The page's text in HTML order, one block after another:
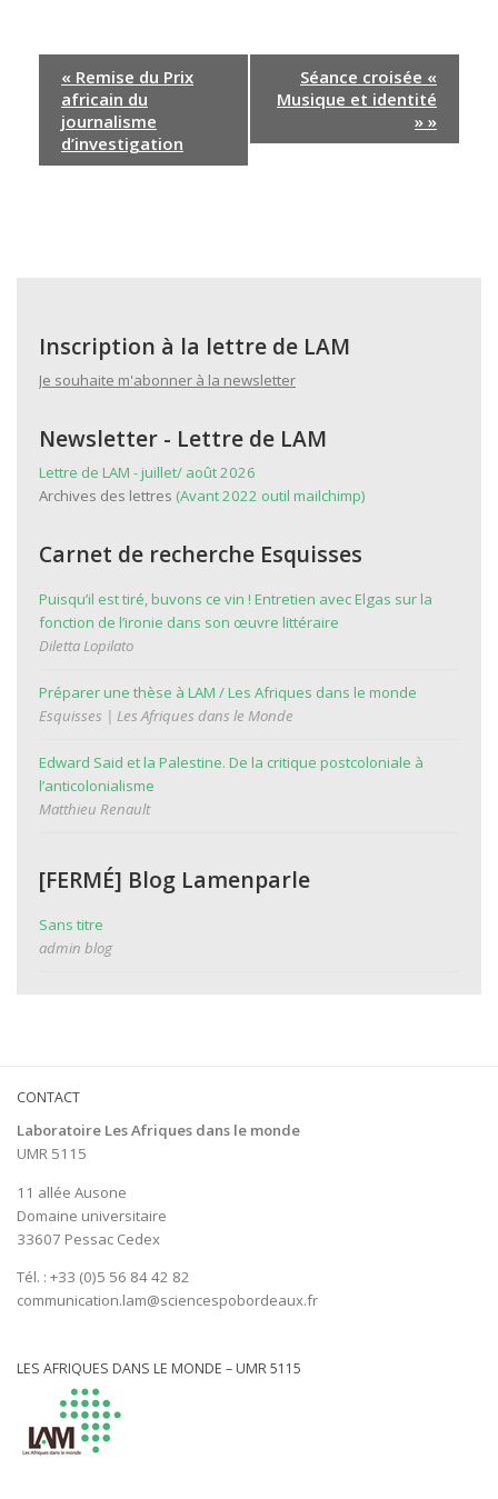
g
É
v
è
e
m
e
t
« Remise du Prix
africain du
journalisme
d’investigation
Séance croisée «
Musique et identité
» »
Inscription à la lettre de LAM
Je souhaite m'abonner à la newsletter
Newsletter - Lettre de LAM
Lettre de LAM - juillet/ août 2026
Archives des lettres (Avant 2022 outil mailchimp)
Carnet de recherche Esquisses
Puisqu’il est tiré, buvons ce vin ! Entretien avec Elgas sur la
fonction de l’ironie dans son œuvre littéraire
Diletta Lopilato
Préparer une thèse à LAM / Les Afriques dans le monde
Esquisses | Les Afriques dans le Monde
Edward Said et la Palestine. De la critique postcoloniale à
l’anticolonialisme
Matthieu Renault
[FERMÉ] Blog Lamenparle
Sans titre
admin blog
CONTACT
Laboratoire Les Afriques dans le monde
UMR 5115
11 allée Ausone
Domaine universitaire
33607 Pessac Cedex
Tél. : +33 (0)5 56 84 42 82
communication.lam@sciencespobordeaux.fr
LES AFRIQUES DANS LE MONDE – UMR 5115